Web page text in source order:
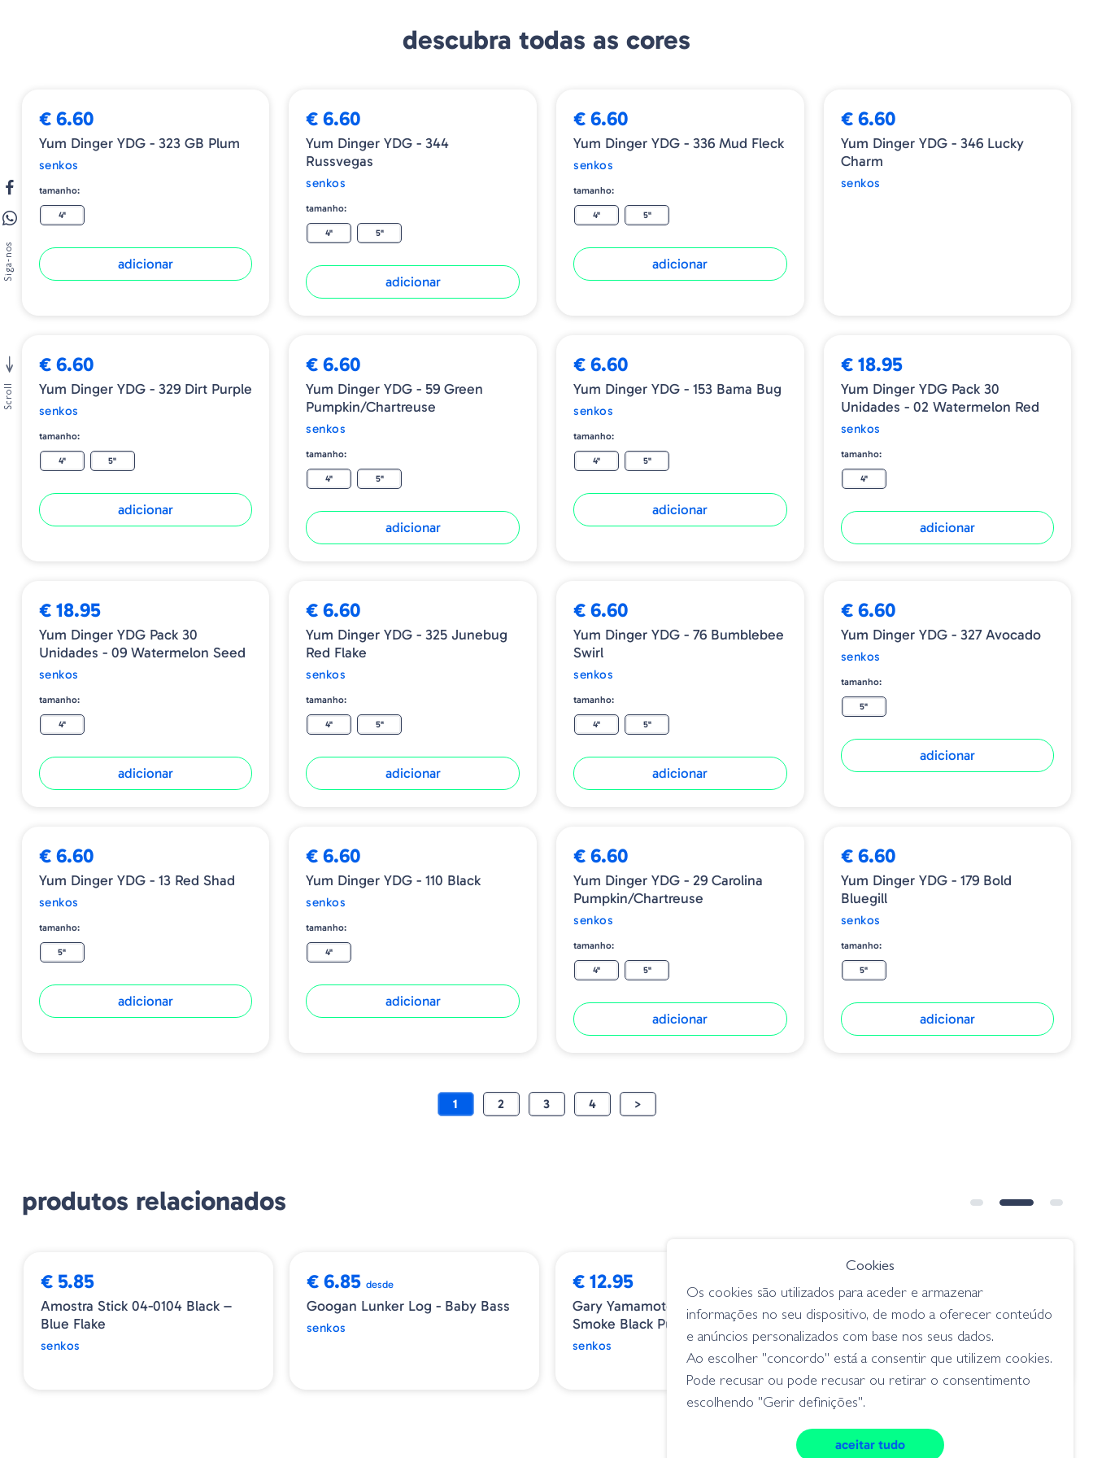
descubra todas as cores
€ 6.60
Yum Dinger YDG - 323 GB Plum
senkos
tamanho:
4"
adicionar
€ 6.60
Yum Dinger YDG - 344
Russvegas
senkos
tamanho:
4" 5"
adicionar
€ 6.60
Yum Dinger YDG - 336 Mud Fleck
senkos
tamanho:
4" 5"
adicionar
€ 6.60
Yum Dinger YDG - 346 Lucky
Charm
senkos
€ 6.60
Yum Dinger YDG - 329 Dirt Purple
senkos
tamanho:
4" 5"
adicionar
€ 6.60
Yum Dinger YDG - 59 Green
Pumpkin/Chartreuse
senkos
tamanho:
4" 5"
adicionar
€ 6.60
Yum Dinger YDG - 153 Bama Bug
senkos
tamanho:
4" 5"
adicionar
€ 18.95
Yum Dinger YDG Pack 30
Unidades - 02 Watermelon Red
senkos
tamanho:
4"
adicionar
€ 18.95
Yum Dinger YDG Pack 30
Unidades - 09 Watermelon Seed
senkos
tamanho:
4"
adicionar
€ 6.60
Yum Dinger YDG - 325 Junebug
Red Flake
senkos
tamanho:
4" 5"
adicionar
€ 6.60
Yum Dinger YDG - 76 Bumblebee
Swirl
senkos
tamanho:
4" 5"
adicionar
€ 6.60
Yum Dinger YDG - 327 Avocado
senkos
tamanho:
5"
adicionar
€ 6.60
Yum Dinger YDG - 13 Red Shad
senkos
tamanho:
5"
adicionar
€ 6.60
Yum Dinger YDG - 110 Black
senkos
tamanho:
4"
adicionar
€ 6.60
Yum Dinger YDG - 29 Carolina
Pumpkin/Chartreuse
senkos
tamanho:
4" 5"
adicionar
€ 6.60
Yum Dinger YDG - 179 Bold
Bluegill
senkos
tamanho:
5"
adicionar
1 2 3 4 >
produtos relacionados
€ 5.85
Amostra Stick 04-0104 Black –
Blue Flake
senkos
€ 6.85 desde
Googan Lunker Log - Baby Bass
senkos
€ 12.95
Gary Yamamoto Swim Senko 157
Smoke Black Purple Flake
senkos
€ 12.95
Gary Yamamoto 5.5" Slinko
Floater - 221 Cinnamon Bk & Pr
Flk
senkos
Siga-nos
Scroll
Cookies
Os cookies são utilizados para aceder e armazenar
informações no seu dispositivo, de modo a oferecer conteúdo
e anúncios personalizados com base nos seus dados.
Ao escolher "concordo" está a consentir que utilizem cookies.
Pode recusar ou pode recusar ou retirar o consentimento
escolhendo "Gerir definições".
aceitar tudo